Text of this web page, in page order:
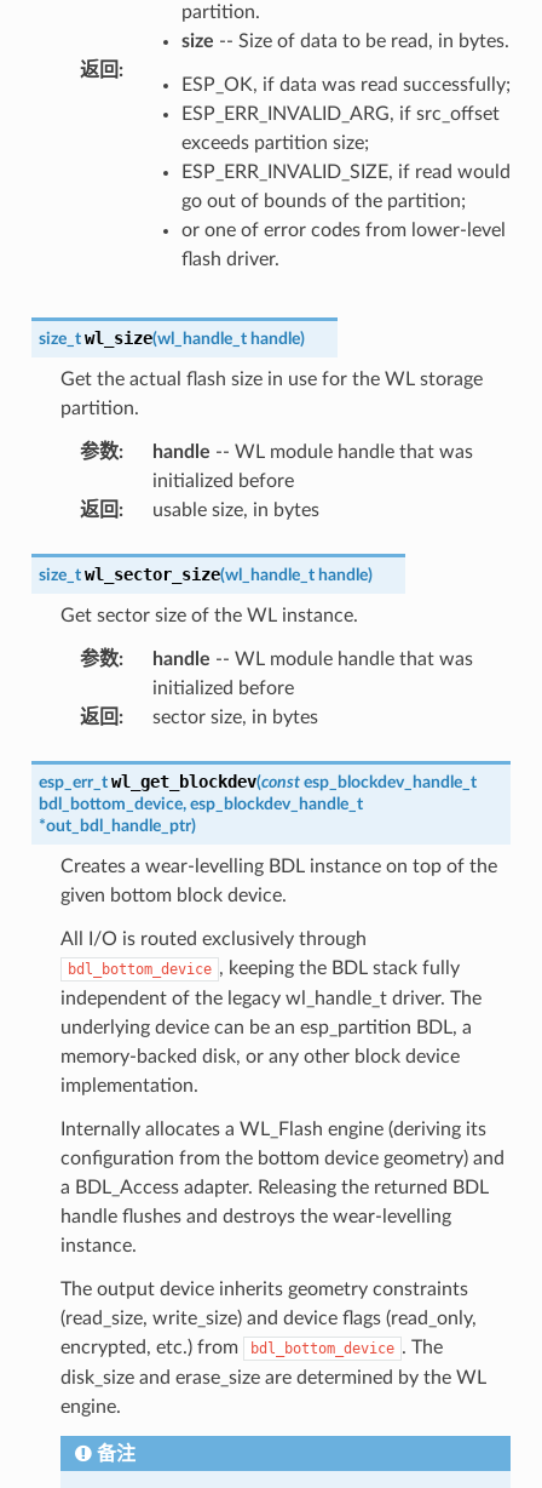
partition.
size -- Size of data to be read, in bytes.
返回 :
ESP_OK, if data was read successfully;
ESP_ERR_INVALID_ARG, if src_offset
exceeds partition size;
ESP_ERR_INVALID_SIZE, if read would
go out of bounds of the partition;
or one of error codes from lower-level
flash driver.
size_t wl_size(wl_handle_t handle)
Get the actual flash size in use for the WL storage
partition.
参数: handle -- WL module handle that was
initialized before
返回 : usable size, in bytes
size_t wl_sector_size(wl_handle_t handle)
Get sector size of the WL instance.
参数: handle -- WL module handle that was
initialized before
返回 : sector size, in bytes
esp_err_t wl_get_blockdev(const esp_blockdev_handle_t
bdl_bottom_device, esp_blockdev_handle_t
*out_bdl_handle_ptr)
Creates a wear-levelling BDL instance on top of the
given bottom block device.
All I/O is routed exclusively through
bdl_bottom_device , keeping the BDL stack fully
independent of the legacy wl_handle_t driver. The
underlying device can be an esp_partition BDL, a
memory-backed disk, or any other block device
implementation.
Internally allocates a WL_Flash engine (deriving its
configuration from the bottom device geometry) and
a BDL_Access adapter. Releasing the returned BDL
handle flushes and destroys the wear-levelling
instance.
The output device inherits geometry constraints
(read_size, write_size) and device flags (read_only,
encrypted, etc.) from
bdl_bottom_device . The
disk_size and erase_size are determined by the WL
engine.
备注